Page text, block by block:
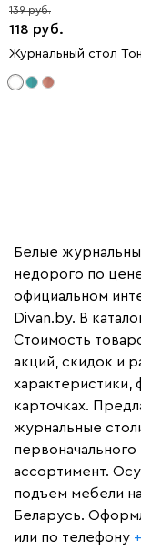
118
139
Журнальный стол
Белые
недорого по
официальном
Divan.by. В
Стоимость
акций, скидок и
характеристики,
карточках.
журнальные
первоначального
ассортимент.
подъем мебели
Беларусь.
или по телефону